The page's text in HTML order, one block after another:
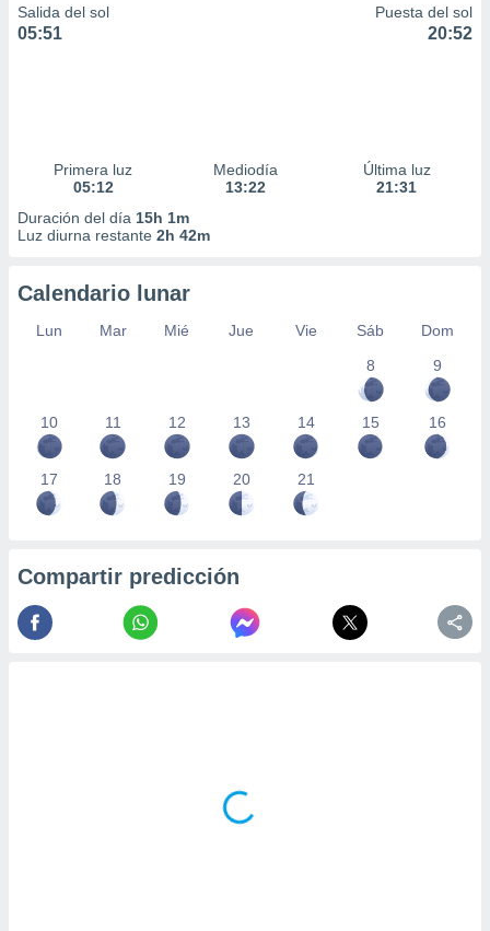
Salida del sol
05:51
Puesta del sol
20:52
Primera luz
05:12
Mediodía
13:22
Última luz
21:31
Duración del día 15h 1m
Luz diurna restante 2h 42m
Calendario lunar
Lun Mar Mié Jue Vie Sáb
Dom
8
9
10 11 12 13 14 15 16
17 18 19 20 21
Compartir predicción